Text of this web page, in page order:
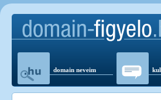
domain neveim